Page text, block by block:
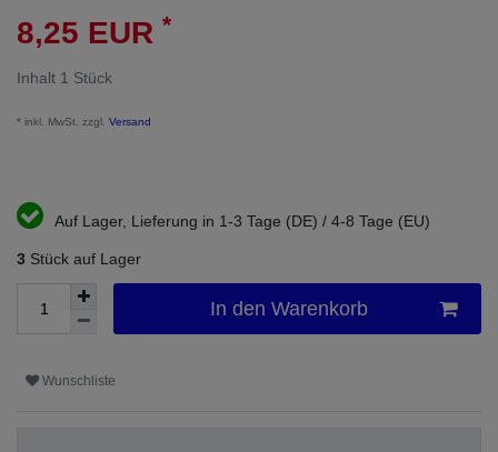
8,25 EUR *
Inhalt 1 Stück
* inkl. MwSt. zzgl. Versand
Auf Lager, Lieferung in 1-3 Tage (DE) / 4-8 Tage (EU)
3 Stück auf Lager
In den Warenkorb
Wunschliste